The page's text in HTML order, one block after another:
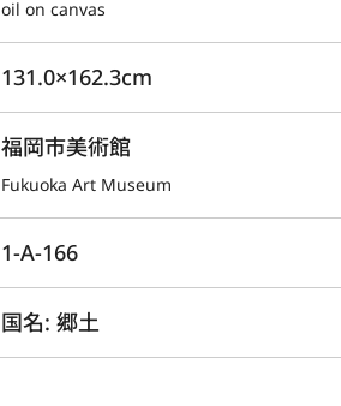
oil on canvas
131.0×162.3cm
福岡市美術館
Fukuoka Art Museum
1-A-166
国名: 郷土